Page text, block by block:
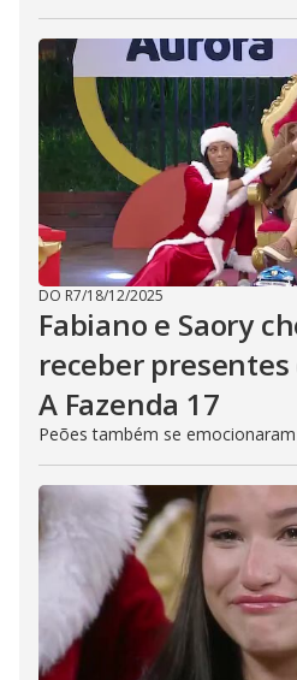
DO R7/18/12/2025
Fabiano e Saory
receber
A Fazenda 17
Peões também se